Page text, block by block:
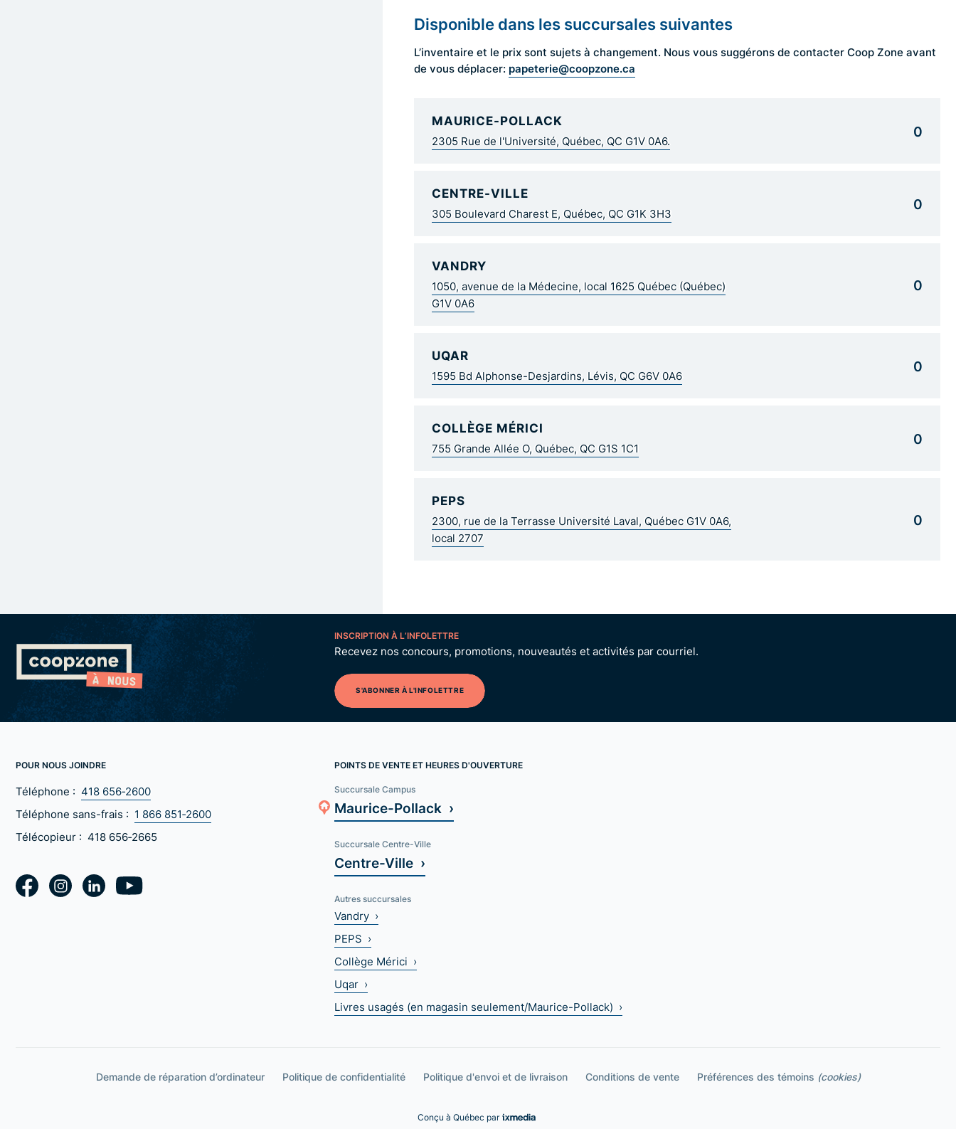
Disponible dans les succursales suivantes
L’inventaire et le prix sont sujets à changement. Nous vous suggérons de contacter Coop Zone avant
de vous déplacer: papeterie@coopzone.ca
MAURICE-POLLACK
2305 Rue de l'Université, Québec, QC G1V 0A6.
0
CENTRE-VILLE
305 Boulevard Charest E, Québec, QC G1K 3H3
0
VANDRY
1050, avenue de la Médecine, local 1625 Québec (Québec)
G1V 0A6
0
UQAR
1595 Bd Alphonse-Desjardins, Lévis, QC G6V 0A6
0
COLLÈGE MÉRICI
755 Grande Allée O, Québec, QC G1S 1C1
0
PEPS
2300, rue de la Terrasse Université Laval, Québec G1V 0A6,
local 2707
0
INSCRIPTION À L’INFOLETTRE
Recevez nos concours, promotions, nouveautés et activités par courriel.
S'ABONNER À L'INFOLETTRE
POUR NOUS JOINDRE
Téléphone : 418 656‑2600
Téléphone sans-frais : 1 866 851‑2600
Télécopieur : 418 656‑2665
POINTS DE VENTE ET HEURES D'OUVERTURE
Succursale Campus
Maurice-Pollack ›
Succursale Centre-Ville
Centre-Ville ›
Autres succursales
Vandry ›
PEPS ›
Collège Mérici ›
Uqar ›
Livres usagés (en magasin seulement/Maurice-Pollack) ›
Demande de réparation d’ordinateur Politique de confidentialité Politique d'envoi et de livraison Conditions de vente Préférences des témoins (cookies)
Conçu à Québec par